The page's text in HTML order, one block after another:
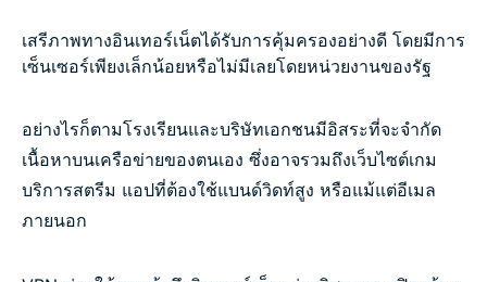
เสรีภาพทางอินเทอร์เน็ตได้รับการคุ้มครองอย่างดี โดยมีการ
เซ็นเซอร์เพียงเล็กน้อยหรือไม่มีเลยโดยหน่วยงานของรัฐ
อย่างไรก็ตามโรงเรียนและบริษัทเอกชนมีอิสระที่จะจำกัด
เนื้อหาบนเครือข่ายของตนเอง ซึ่งอาจรวมถึงเว็บไซต์เกม
บริการสตรีม แอปที่ต้องใช้แบนด์วิดท์สูง หรือแม้แต่อีเมล
ภายนอก